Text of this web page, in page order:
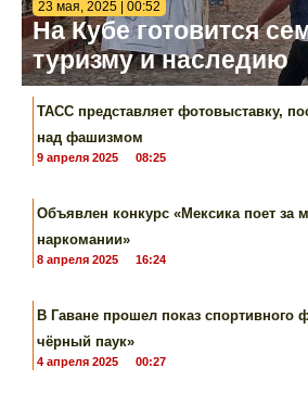
23 мая, 2025 | 00:52
На Кубе готовится
туризму и наследию
ТАСС представляет фотовыставку,
над фашизмом
9 апреля 2025 08:25
Объявлен конкурс «Мексика поет за
наркомании»
8 апреля 2025 16:24
В Гаване прошел показ
чёрный паук»
4 апреля 2025 00:27